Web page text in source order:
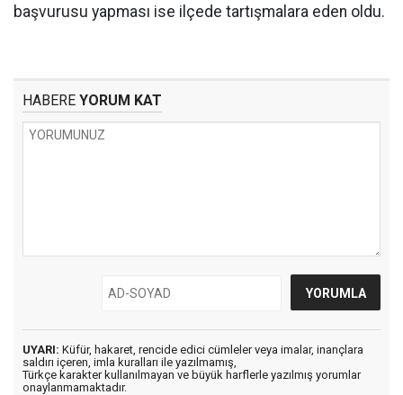
başvurusu yapması ise ilçede tartışmalara eden oldu.
HABERE YORUM KAT
UYARI: Küfür, hakaret, rencide edici cümleler veya imalar, inançlara
saldırı içeren, imla kuralları ile yazılmamış,
Türkçe karakter kullanılmayan ve büyük harflerle yazılmış yorumlar
onaylanmamaktadır.